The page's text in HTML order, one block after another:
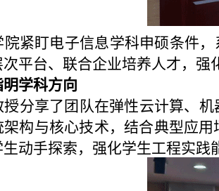
院紧盯电子信息学科申硕条件，
平台、 联合企业培养人才， 强
学科方向
授分享了团队在弹性云计算、机
构与核心技术，结合典型应
动手探索，强化学生工程实践